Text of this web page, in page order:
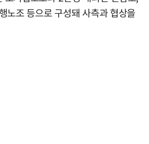
노조 등으로 구성돼 사측과 협상을